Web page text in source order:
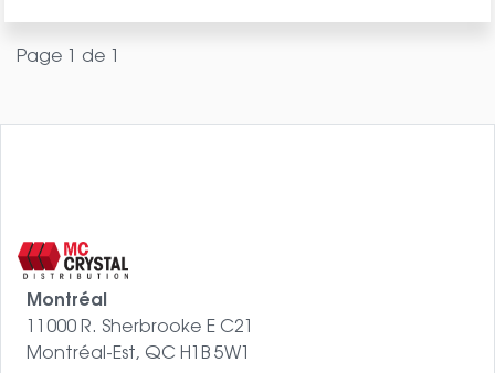
Page 1 de 1
Montréal
11000 R. Sherbrooke E C21
Montréal-Est, QC H1B 5W1